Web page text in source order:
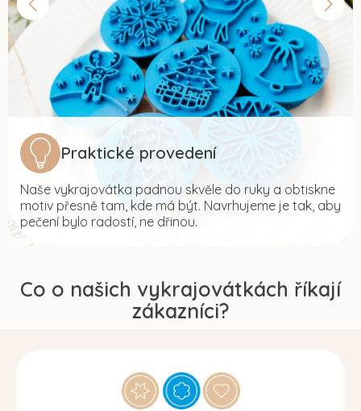
Praktické provedení
Naše vykrajovátka padnou skvěle do ruky a obtiskne
motiv přesně tam, kde má být. Navrhujeme je tak, aby
pečení bylo radostí, ne dřinou.
Co o našich vykrajovátkách říkají
zákazníci?